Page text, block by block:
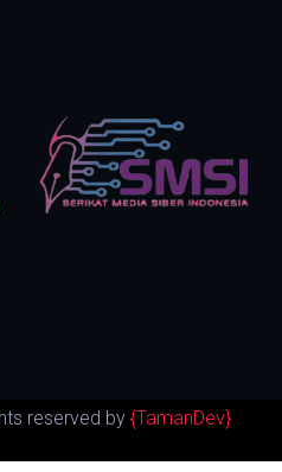
reserved by {TamanDev}